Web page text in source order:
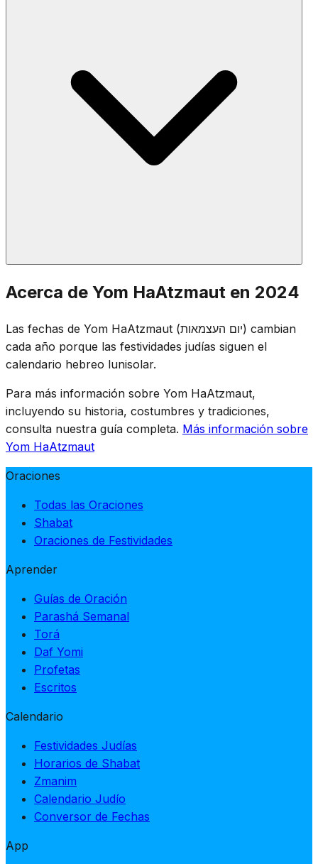
Al anochecer de Yom HaZikarón, una ceremonia en el
Monte Herzl marca la transición. Las antorchas
memoriales se extinguen y comienza la celebración —
del duelo a la alegría en una sola noche, enfatizando el
precio pagado por la independencia.
Acerca de Yom HaAtzmaut en 2024
Las fechas de Yom HaAtzmaut (יום העצמאות) cambian
cada año porque las festividades judías siguen el
calendario hebreo lunisolar.
Para más información sobre Yom HaAtzmaut,
incluyendo su historia, costumbres y tradiciones,
consulta nuestra guía completa. Más información sobre
Yom HaAtzmaut
Oraciones
Todas las Oraciones
Shabat
Oraciones de Festividades
Aprender
Guías de Oración
Parashá Semanal
Torá
Daf Yomi
Profetas
Escritos
Calendario
Festividades Judías
Horarios de Shabat
Zmanim
Calendario Judío
Conversor de Fechas
App